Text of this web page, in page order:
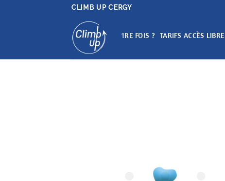
CLIMB UP CERGY
1RE FOIS ? TARIFS ACCÈS LIBRE